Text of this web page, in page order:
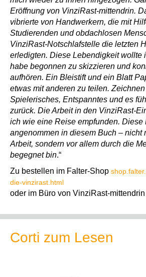
Eröffnung von VinziRast-mittendrin.
vibrierte von Handwerkern, die mit
Studierenden und obdachlosen
VinziRast-Notschlafstelle die letzten
erledigten. Diese Lebendigkeit wollte
habe begonnen zu skizzieren und
aufhören. Ein Bleistift und ein Blatt
etwas mit anderen zu teilen.
Spielerisches, Entspanntes und es
zurück. Die Arbeit in den VinziRast-
ich wie eine Reise empfunden. Diese
angenommen in diesem Buch – nicht
Arbeit, sondern vor allem durch die
begegnet bin.“
Zu bestellen im Falter-Shop
die-vinzirast.html
oder im Büro von VinziRast-
Corti zum Lesen